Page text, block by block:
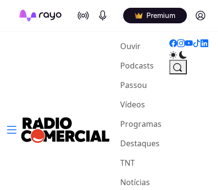
On Air Podcasts Premium Log in
Ouvir(current)
Podcasts
Passou
Vídeos
Programas
Destaques
TNT
Notícias